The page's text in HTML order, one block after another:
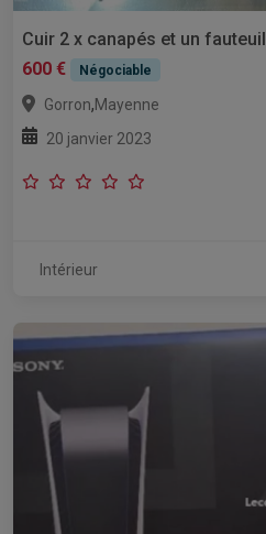
Cuir 2 x canapés et un fauteuil
600 €
Négociable
Gorron,Mayenne
20 janvier 2023
Intérieur